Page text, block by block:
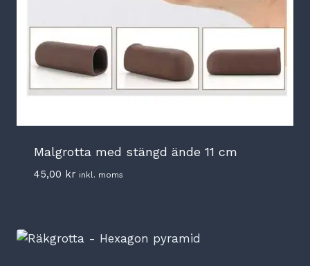
Malgrotta med stängd ände 11 cm
45,00 kr inkl. moms